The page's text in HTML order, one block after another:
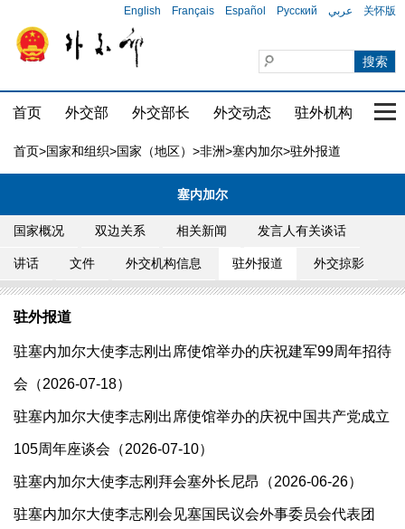
English Français Español Русский عربي 关怀版
首页 外交部 外交部长 外交动态 驻外机构 国
首页>国家和组织>国家（地区） >非洲>塞内加尔>驻外报道
塞内加尔
国家概况 双边关系 相关新闻 发言人有关谈话
讲话 文件 外交机构信息 驻外报道 外交掠影
驻外报道
驻塞内加尔大使李志刚出席使馆举办的庆祝建军99周年招待
会（2026-07-18）
驻塞内加尔大使李志刚出席使馆举办的庆祝中国共产党成立
105周年座谈会（2026-07-10）
驻塞内加尔大使李志刚拜会塞外长尼昂（2026-06-26）
驻塞内加尔大使李志刚会见塞国民议会外事委员会代表团